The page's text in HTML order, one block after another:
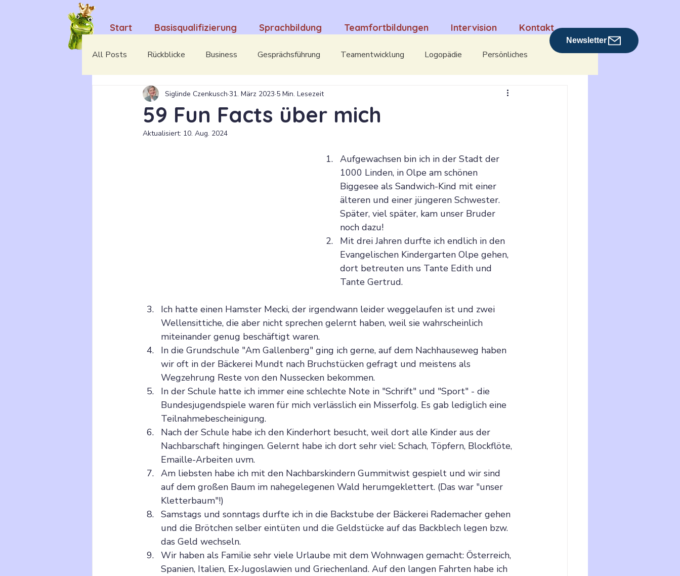
Newsletter
Start Basisqualifizierung Sprachbildung Teamfortbildungen Intervision Kontakt
All Posts Rückblicke Business Gesprächsführung Teamentwicklung Logopädie Persönliches
Camino Portugues 2023 Mental Overload Interviews
Kita-Pädagogik
59 Fun Facts über mich
Siglinde Czenkusch 31. März 2023 5 Min. Lesezeit
Aktualisiert: 10. Aug. 2024
Aufgewachsen bin ich in der Stadt der
1000 Linden, in Olpe am schönen
Biggesee als Sandwich-Kind mit einer
älteren und einer jüngeren Schwester.
Später, viel später, kam unser Bruder
noch dazu!
Mit drei Jahren durfte ich endlich in den
Evangelischen Kindergarten Olpe gehen,
dort betreuten uns Tante Edith und
Tante Gertrud.
Ich hatte einen Hamster Mecki, der irgendwann leider weggelaufen ist und zwei
Wellensittiche, die aber nicht sprechen gelernt haben, weil sie wahrscheinlich
miteinander genug beschäftigt waren.
In die Grundschule "Am Gallenberg" ging ich gerne, auf dem Nachhauseweg haben
wir oft in der Bäckerei Mundt nach Bruchstücken gefragt und meistens als
Wegzehrung Reste von den Nussecken bekommen.
In der Schule hatte ich immer eine schlechte Note in "Schrift" und "Sport" - die
Bundesjugendspiele waren für mich verlässlich ein Misserfolg. Es gab lediglich eine
Teilnahmebescheinigung.
Nach der Schule habe ich den Kinderhort besucht, weil dort alle Kinder aus der
Nachbarschaft hingingen. Gelernt habe ich dort sehr viel: Schach, Töpfern, Blockflöte,
Emaille-Arbeiten uvm.
Am liebsten habe ich mit den Nachbarskindern Gummitwist gespielt und wir sind
auf dem großen Baum im nahegelegenen Wald herumgeklettert. (Das war "unser
Kletterbaum"!)
Samstags und sonntags durfte ich in die Backstube der Bäckerei Rademacher gehen
und die Brötchen selber eintüten und die Geldstücke auf das Backblech legen bzw.
das Geld wechseln.
Wir haben als Familie sehr viele Urlaube mit dem Wohnwagen gemacht: Österreich,
Spanien, Italien, Ex-Jugoslawien und Griechenland. Auf den langen Fahrten habe ich